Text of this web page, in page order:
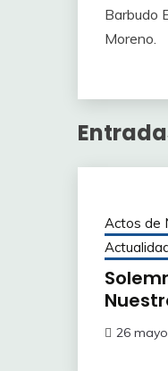
Barbudo
Moreno.
Actos de
26